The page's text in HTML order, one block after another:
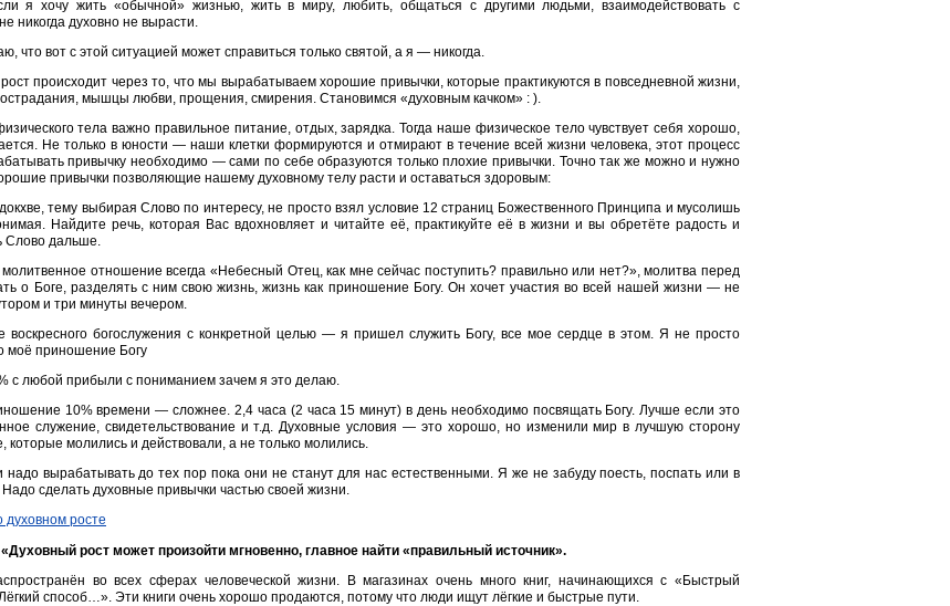
я хочу жить «обычной» жизнью, жить в миру, любить, общаться с другими людьми, взаимодействовать с
никогда духовно не вырасти.
что вот с этой ситуацией может справиться только святой, а я — никогда.
происходит через то, что мы вырабатываем хорошие привычки, которые практикуются в повседневной жизни,
мышцы любви, прощения, смирения. Становимся «духовным качком» : ).
тела важно правильное питание, отдых, зарядка. Тогда наше физическое тело чувствует себя хорошо,
Не только в юности — наши клетки формируются и отмирают в течение всей жизни человека, этот процесс
привычку необходимо — сами по себе образуются только плохие привычки. Точно так же можно и нужно
привычки позволяющие нашему духовному телу расти и оставаться здоровым:
тему выбирая Слово по интересу, не просто взял условие 12 страниц Божественного Принципа и мусолишь
Найдите речь, которая Вас вдохновляет и читайте её, практикуйте её в жизни и вы обретёте радость и
Слово дальше.
отношение всегда «Небесный Отец, как мне сейчас поступить? правильно или нет?», молитва перед
о Боге, разделять с ним свою жизнь, жизнь как приношение Богу. Он хочет участия во всей нашей жизни — не
и три минуты вечером.
воскресного богослужения с конкретной целью — я пришел служить Богу, все мое сердце в этом. Я не просто
моё приношение Богу
с любой прибыли с пониманием зачем я это делаю.
10% времени — сложнее. 2,4 часа (2 часа 15 минут) в день необходимо посвящать Богу. Лучше если это
служение, свидетельствование и т.д. Духовные условия — это хорошо, но изменили мир в лучшую сторону
которые молились и действовали, а не только молились.
надо вырабатывать до тех пор пока они не станут для нас естественными. Я же не забуду поесть, поспать или в
Надо сделать духовные привычки частью своей жизни.
рост может произойти мгновенно, главное найти «правильный источник».
во всех сферах человеческой жизни. В магазинах очень много книг, начинающихся с «Быстрый
способ…». Эти книги очень хорошо продаются, потому что люди ищут лёгкие и быстрые пути.